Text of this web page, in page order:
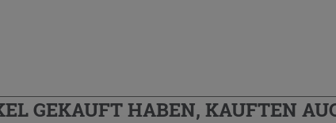
GEKAUFT HABEN, KAUFTEN